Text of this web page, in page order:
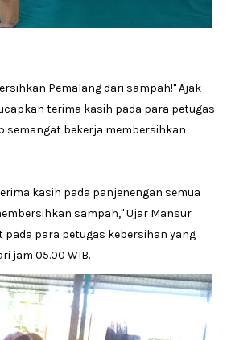
Pemalang dari sampah!'' Ajak
terima kasih pada para petugas
semangat bekerja membersihkan
kasih pada panjenengan semua
sampah,'' Ujar Mansur
pada para petugas kebersihan yang
jam 05.00 WIB.